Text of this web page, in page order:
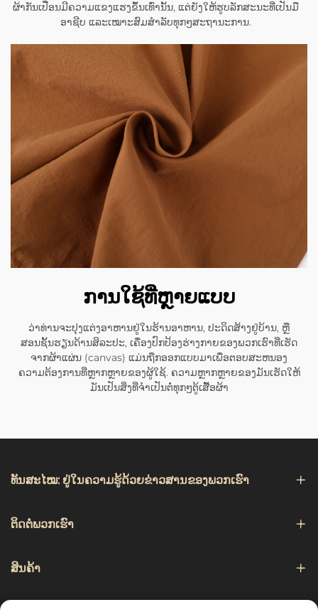
ຜ້າກັນເປື່ອນມີຄວາມແຂງແຮງຂຶ້ນເທົ່ານັ້ນ, ແຕ່ຍັງໃຫ້ຮູບລັກສະນະທີ່ເປັນມື
ອາຊີບ ແລະເໝາະສົມສຳລັບທຸກໆສະຖານະການ.
ການໃຊ້ທີ່ຫຼາຍແບບ
ວ່າທ່ານຈະປຸງແຕ່ງອາຫານຢູ່ໃນຮ້ານອາຫານ, ປະດິດສ້າງຢູ່ບ້ານ, ຫຼື
ສອນຊັ້ນຮຽນດ້ານສິລະປະ, ເຄື່ອງປົກປ້ອງຮ່າງກາຍຂອງພວກເຮົາທີ່ເຮັດ
ຈາກຜ້າແຜ່ນ (canvas) ແມ່ນຖືກອອກແບບມາເພື່ອຕອບສະຫນອງ
ຄວາມຕ້ອງການທີ່ຫຼາກຫຼາຍຂອງຜູ້ໃຊ້. ຄວາມຫຼາກຫຼາຍຂອງມັນເຮັດໃຫ້
ມັນເປັນສິ່ງທີ່ຈຳເປັນຕໍ່ທຸກໆຕູ້ເສື້ອຜ້າ
ທັນສະໄໝ: ຢູ່ໃນຄວາມຮູ້ດ້ວຍຂ່າວສານຂອງພວກເຮົາ
ຕິດຕໍ່ພວກເຮົາ
ສິນຄ້າ